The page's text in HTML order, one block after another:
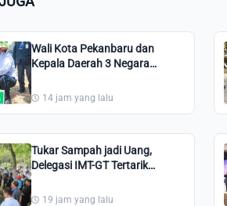
Wali Kota Pekanbaru dan
Kepala Daerah 3 Negara
Tenayan Raya
14 jam yang lalu
Tukar Sampah jadi Uang,
Delegasi IMT-GT Tertarik
Pekanbaru
19 jam yang lalu